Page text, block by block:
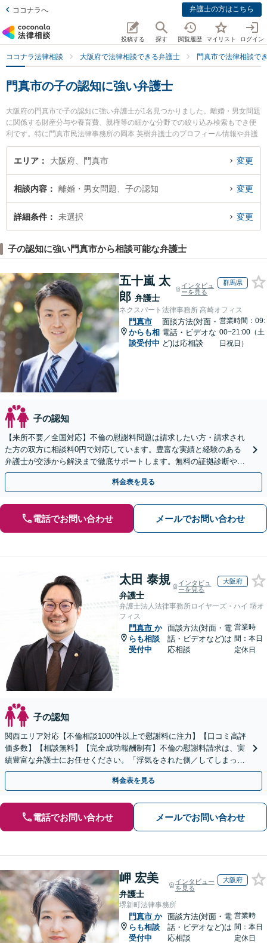
ココナラへ 弁護士の方はこちら
投稿する 探す 閲覧履歴 マイリスト ログイン
ココナラ法律相談 大阪府で法律相談できる弁護士 門真市で法律相談で
門真市の子の認知に強い弁護士
大阪府の門真市で子の認知に強い弁護士が1名見つかりました。離婚・男女問題
に関係する財産分与や養育費、親権等の細かな分野での絞り込み検索もでき便
利です。特に門真市民法律事務所の岡本 英樹弁護士のプロフィール情報や弁護
士費用、強みなどが注目されています。『門真市で土日や夜間に発生した子の
認知のトラブルを今すぐに弁護士に相談したい』『子の認知のトラブル解決の
すめです。
エリア 大阪府、門真市 変更
相談内容 離婚・男女問題、子の認知 変更
詳細条件 未選択 変更
子の認知に強い門真市から相談可能な弁護士
五十嵐 太
郎 弁護士
インタビュ
ーを見る
群馬県
ネクスパート法律事務所 高崎オフィス
門真市
からも相
談受付中
面談方法(対面・
電話・ビデオな
ど)は応相談
営業時間：09:
00~21:00（土
日祝日）
子の認知
【来所不要／全国対応】不倫の慰謝料問題は請求したい方・請求され
た方の双方に相談料0円で対応しています。豊富な実績と経験のある
弁護士が交渉から解決まで徹底サポートします。無料の証拠診断や着
手金の返還保証もありますので安心してご相談ください。
料金表を見る
電話でお問い合わせ メールでお問い合わせ
太田 泰規
弁護士
インタビュ
ーを見る
大阪府
弁護士法人法律事務所ロイヤーズ・ハイ 堺オ
フィス
門真市 か
らも相談
受付中
面談方法(対面・電
話・ビデオなど)は
応相談
営業時
間：本日
定休日
子の認知
関西エリア対応【不倫相談1000件以上で慰謝料に注力】【口コミ高評
価多数】【相談無料】【完全成功報酬制有】不倫の慰謝料請求は、実
績豊富な弁護士にお任せください。「浮気をされた側／してしまった
側両方対応」人情派弁護士！
料金表を見る
電話でお問い合わせ メールでお問い合わせ
岬 宏美
弁護士
インタビュー
を見る
大阪府
堺新町法律事務所
門真市 か
らも相談
受付中
面談方法(対面・電
話・ビデオなど)は
応相談
営業時
間：本日
定休日